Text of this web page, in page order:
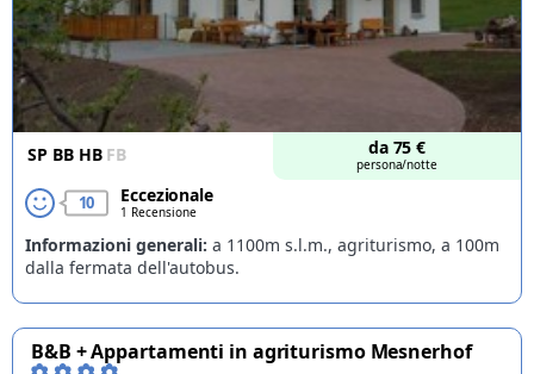
SP BB HB FB da 75 €
persona/notte
10 Eccezionale
1 Recensione
Informazioni generali: a 1100m s.l.m., agriturismo, a 100m
dalla fermata dell'autobus.
B&B + Appartamenti in agriturismo Mesnerhof